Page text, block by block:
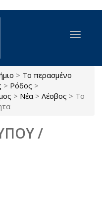
Toggle
> Το περασμένο
> Ρόδος >
> Νέα > Λέσβος > Το
/